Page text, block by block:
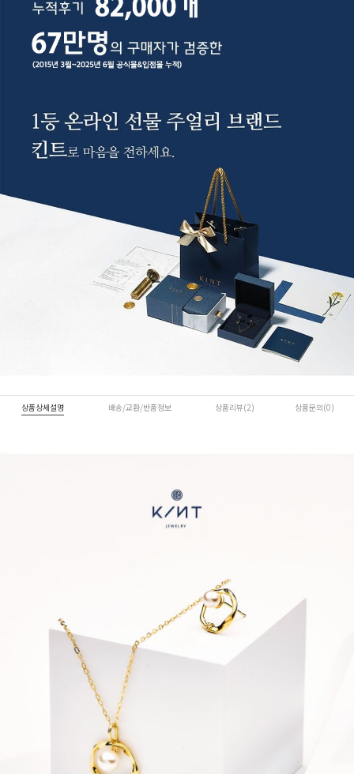
상품상세설명 배송/교환/반품정보 상품리뷰(2) 상품문의(0)